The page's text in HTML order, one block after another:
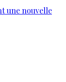
une nouvelle